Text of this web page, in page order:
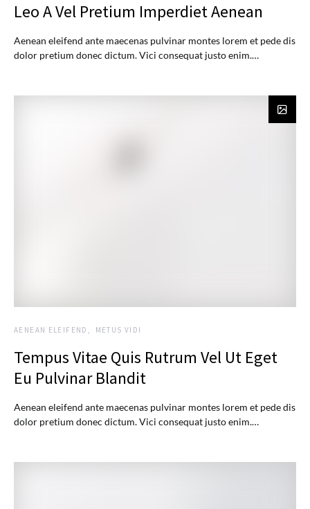
Leo A Vel Pretium Imperdiet Aenean
Aenean eleifend ante maecenas pulvinar montes lorem et pede dis
dolor pretium donec dictum. Vici consequat justo enim.…
AENEAN ELEIFEND METUS VIDI
Tempus Vitae Quis Rutrum Vel Ut Eget
Eu Pulvinar Blandit
Aenean eleifend ante maecenas pulvinar montes lorem et pede dis
dolor pretium donec dictum. Vici consequat justo enim.…